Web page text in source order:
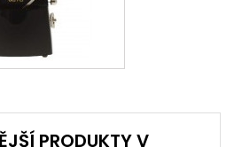
PRODUKTY V